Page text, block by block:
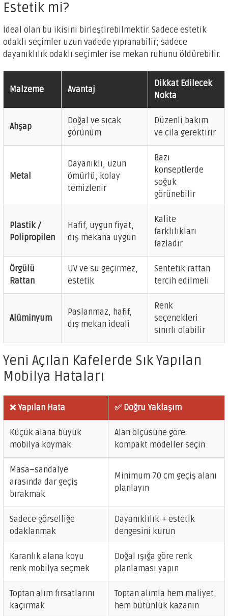
Estetik mi?
İdeal olan bu ikisini birleştirebilmektir. Sadece estetik
odaklı seçimler uzun vadede yıpranabilir; sadece
dayanıklılık odaklı seçimler ise mekan ruhunu öldürebilir.
Malzeme Avantaj
Dikkat Edilecek
Nokta
Ahşap
Doğal ve sıcak
görünüm
Düzenli bakım
ve cila gerektirir
Metal
Dayanıklı, uzun
ömürlü, kolay
temizlenir
Bazı
konseptlerde
soğuk
görünebilir
Plastik /
Polipropilen
Hafif, uygun fiyat,
dış mekana uygun
Kalite
farklılıkları
fazladır
Örgülü
Rattan
UV ve su geçirmez,
estetik
Sentetik rattan
tercih edilmeli
Alüminyum
Paslanmaz, hafif,
dış mekan ideali
Renk
seçenekleri
sınırlı olabilir
Yeni Açılan Kafelerde Sık Yapılan
Mobilya Hataları
❌ Yapılan Hata ✅ Doğru Yaklaşım
Küçük alana büyük
mobilya koymak
Alan ölçüsüne göre
kompakt modeller seçin
Masa–sandalye
arasında dar geçiş
bırakmak
Minimum 70 cm geçiş alanı
planlayın
Sadece görselliğe
odaklanmak
Dayanıklılık + estetik
dengesini kurun
Karanlık alana koyu
renk mobilya seçmek
Doğal ışığa göre renk
planlaması yapın
Toptan alım fırsatlarını
kaçırmak
Toptan alımla hem maliyet
hem bütünlük kazanın